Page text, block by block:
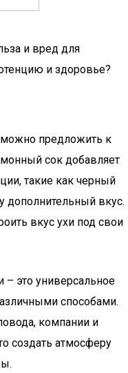
и вред для
и здоровье?
предложить к
сок добавляет
такие как черный
дополнительный вкус.
вкус ухи под свои
– это универсальное
способами.
компании и
создать атмосферу